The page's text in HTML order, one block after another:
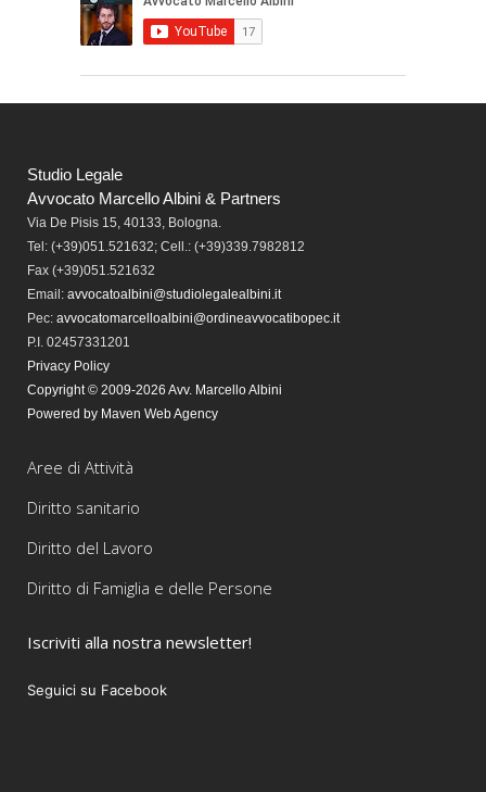
Studio Legale
Avvocato Marcello Albini & Partners
Via De Pisis 15, 40133, Bologna.
Tel: (+39)051.521632; Cell.: (+39)339.7982812
Fax (+39)051.521632
Email: avvocatoalbini@studiolegalealbini.it
Pec: avvocatomarcelloalbini@ordineavvocatibopec.it
P.I. 02457331201
Privacy Policy
Copyright © 2009-2026 Avv. Marcello Albini
Powered by Maven Web Agency
Aree di Attività
Diritto sanitario
Diritto del Lavoro
Diritto di Famiglia e delle Persone
Iscriviti alla nostra newsletter!
Seguici su Facebook